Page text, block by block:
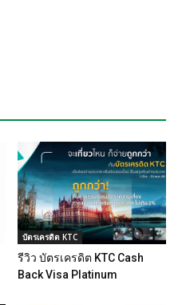
บัตรเครดิต KTC
รีวิว บัตรเครดิต KTC Cash
Back Visa Platinum